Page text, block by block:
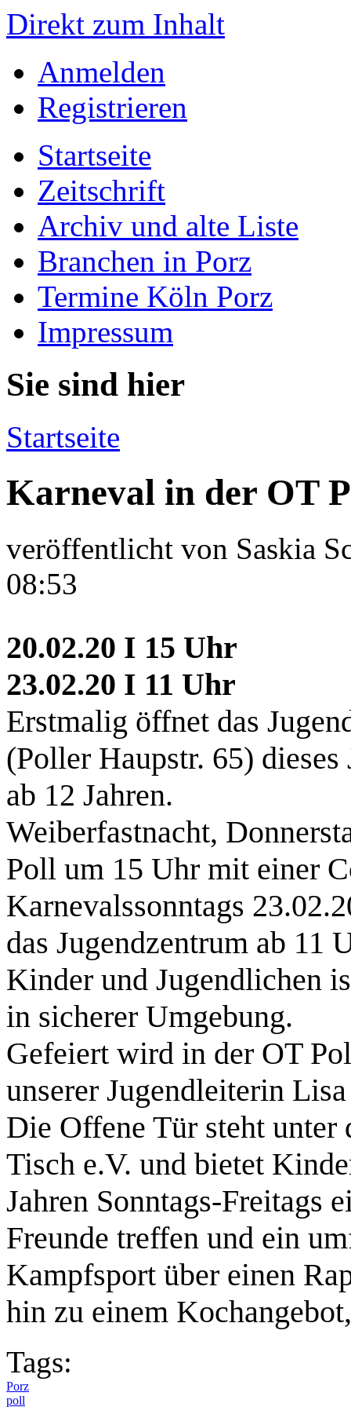
Direkt zum Inhalt
Anmelden
Registrieren
Startseite
Zeitschrift
Archiv und alte Liste
Branchen in Porz
Termine Köln Porz
Impressum
Sie sind hier
Startseite
Karneval in der OT
veröffentlicht von Saskia
08:53
20.02.20 I 15 Uhr
23.02.20 I 11 Uhr
Erstmalig öffnet das
(Poller Haupstr. 65)
ab 12 Jahren.
Weiberfastnacht,
Poll um 15 Uhr mit einer
Karnevalssonntags
das Jugendzentrum ab 11
Kinder und Jugendlichen
in sicherer Umgebung.
Gefeiert wird in der OT
unserer Jugendleiterin
Die Offene Tür steht unter
Tisch e.V. und bietet
Jahren Sonntags-Freitags
Freunde treffen und ein
Kampfsport über einen
hin zu einem
Tags:
Porz
poll